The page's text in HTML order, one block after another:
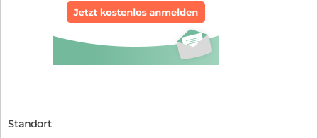
Standort